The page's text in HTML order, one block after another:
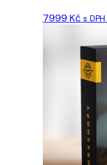
7999 Kč s DPH